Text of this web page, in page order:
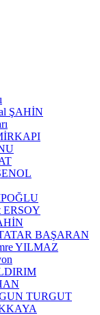
ŞAHİN
ERSOY
BAŞARAN
YILMAZ
TURGUT